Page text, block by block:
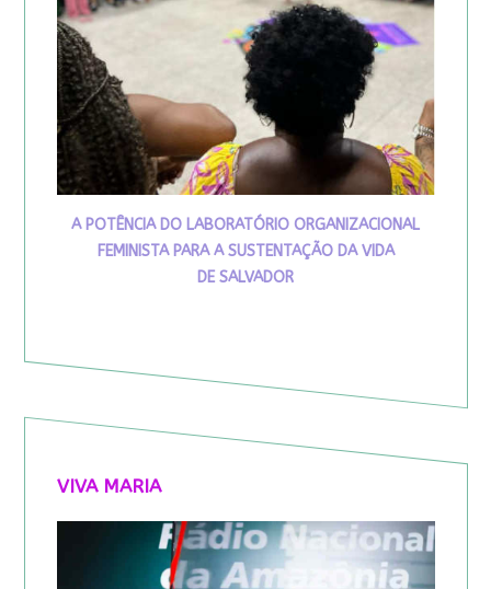
A POTÊNCIA DO LABORATÓRIO ORGANIZACIONAL
FEMINISTA PARA A SUSTENTAÇÃO DA VIDA
DE SALVADOR
VIVA MARIA